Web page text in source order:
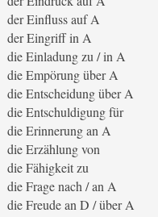
der Einfluss auf A
der Eingriff in A
die Einladung zu / in A
die Empörung über A
die Entscheidung über A
die Entschuldigung für
die Erinnerung an A
die Erzählung von
die Fähigkeit zu
die Frage nach / an A
die Freude an D / über A